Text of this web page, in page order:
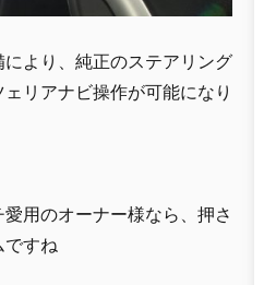
より、純正のステアリング
リアナビ操作が可能になり
用のオーナー様なら、押さ
ですね